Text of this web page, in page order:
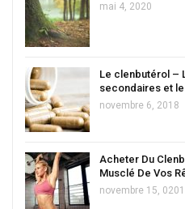
mai 4, 2020
Le clenbutérol –
secondaires et
novembre 6, 2018
Acheter Du
Musclé De Vos
novembre 15, 0201